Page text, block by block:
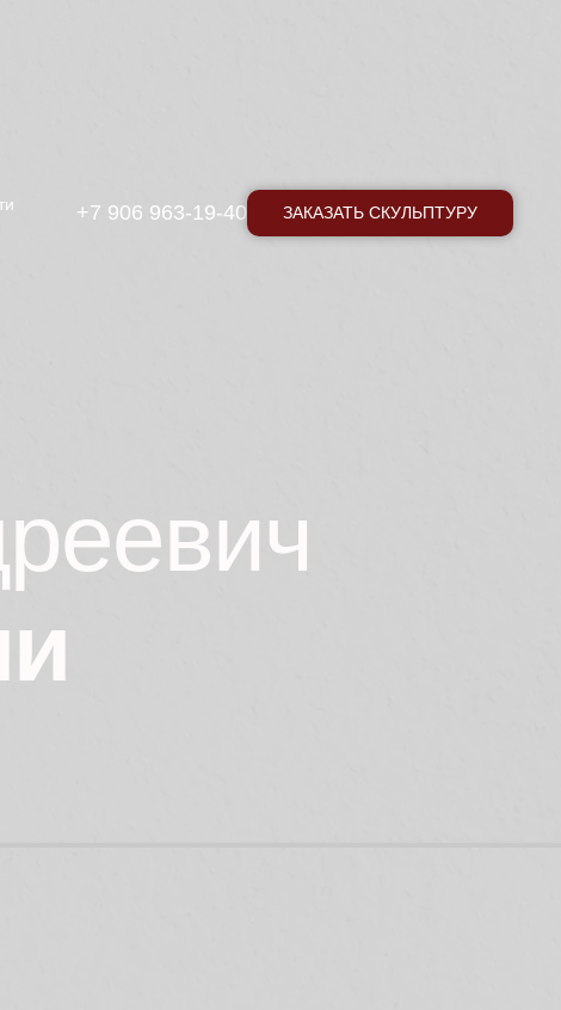
+7 906 963-19-40 ЗАКАЗАТЬ СКУЛЬПТУРУ